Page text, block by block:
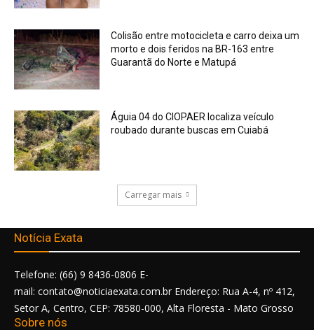
Colisão entre motocicleta e carro deixa um
morto e dois feridos na BR-163 entre
Guarantã do Norte e Matupá
Águia 04 do CIOPAER localiza veículo
roubado durante buscas em Cuiabá
Carregar mais
Notícia Exata
Telefone: (66) 9 8436-0806 E-
mail: contato@noticiaexata.com.br Endereço: Rua A-4, nº 412,
Setor A, Centro, CEP: 78580-000, Alta Floresta - Mato Grosso
Sobre nós